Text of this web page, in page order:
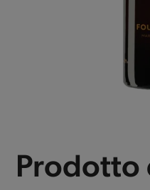
Prodotto